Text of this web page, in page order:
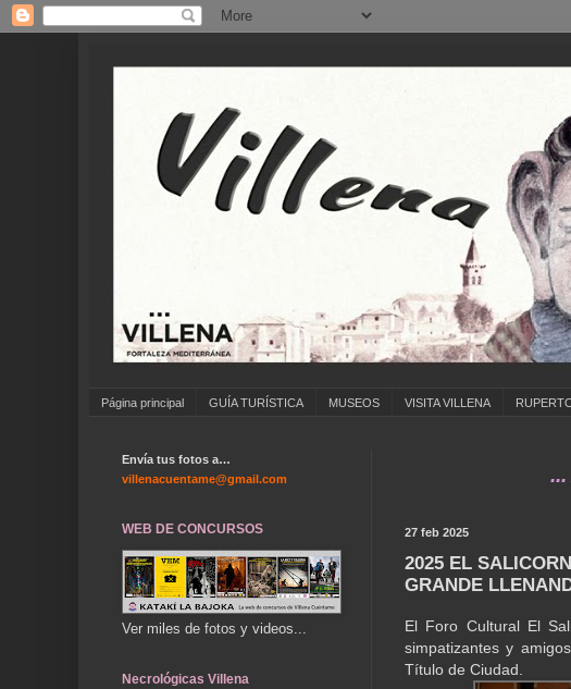
Página principal GUÍA TURÍSTICA MUSEOS VISITA VILLENA
... ANÍMATE A
27 feb 2025
2025 EL
GRANDE
El Foro Cultural El
simpatizantes y
Título de Ciudad.
Envía tus fotos a…
villenacuentame@gmail.com
WEB DE CONCURSOS
Ver miles de fotos y videos...
Necrológicas Villena